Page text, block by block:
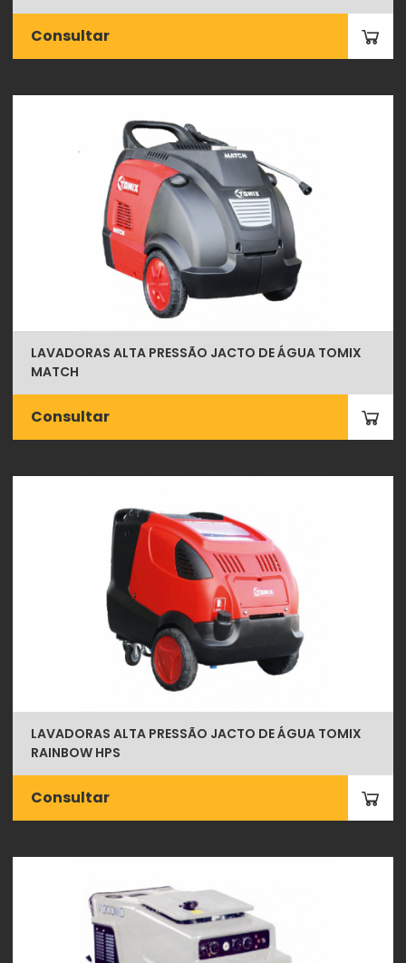
Consultar
LAVADORAS ALTA PRESSÃO JACTO DE ÁGUA TOMIX
MATCH
Consultar
LAVADORAS ALTA PRESSÃO JACTO DE ÁGUA TOMIX
RAINBOW HPS
Consultar